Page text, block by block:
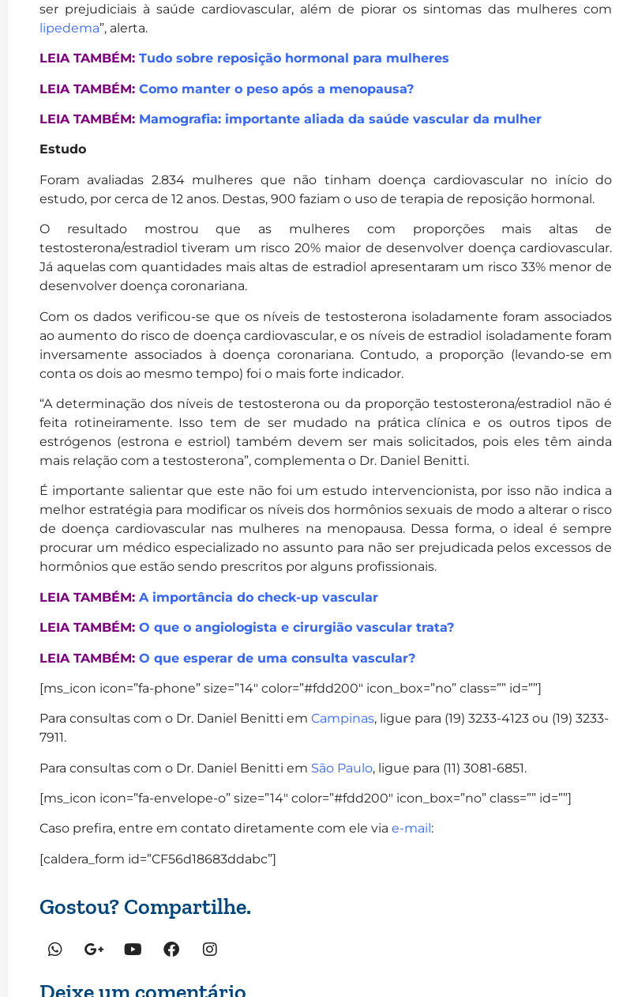
ser prejudiciais à saúde cardiovascular, além de piorar os sintomas das mulheres com
lipedema”, alerta.
LEIA TAMBÉM: Tudo sobre reposição hormonal para mulheres
LEIA TAMBÉM: Como manter o peso após a menopausa?
LEIA TAMBÉM: Mamografia: importante aliada da saúde vascular da mulher
Estudo
Foram avaliadas 2.834 mulheres que não tinham doença cardiovascular no início do
estudo, por cerca de 12 anos. Destas, 900 faziam o uso de terapia de reposição hormonal.
O resultado mostrou que as mulheres com proporções mais altas de
testosterona/estradiol tiveram um risco 20% maior de desenvolver doença cardiovascular.
Já aquelas com quantidades mais altas de estradiol apresentaram um risco 33% menor de
desenvolver doença coronariana.
Com os dados verificou-se que os níveis de testosterona isoladamente foram associados
ao aumento do risco de doença cardiovascular, e os níveis de estradiol isoladamente foram
inversamente associados à doença coronariana. Contudo, a proporção (levando-se em
conta os dois ao mesmo tempo) foi o mais forte indicador.
“A determinação dos níveis de testosterona ou da proporção testosterona/estradiol não é
feita rotineiramente. Isso tem de ser mudado na prática clínica e os outros tipos de
estrógenos (estrona e estriol) também devem ser mais solicitados, pois eles têm ainda
mais relação com a testosterona”, complementa o Dr. Daniel Benitti.
É importante salientar que este não foi um estudo intervencionista, por isso não indica a
melhor estratégia para modificar os níveis dos hormônios sexuais de modo a alterar o risco
de doença cardiovascular nas mulheres na menopausa. Dessa forma, o ideal é sempre
procurar um médico especializado no assunto para não ser prejudicada pelos excessos de
hormônios que estão sendo prescritos por alguns profissionais.
LEIA TAMBÉM: A importância do check-up vascular
LEIA TAMBÉM: O que o angiologista e cirurgião vascular trata?
LEIA TAMBÉM: O que esperar de uma consulta vascular?
[ms_icon icon=”fa-phone” size=”14″ color=”#fdd200″ icon_box=”no” class=”” id=””]
Para consultas com o Dr. Daniel Benitti em Campinas, ligue para (19) 3233-4123 ou (19) 3233-
7911.
Para consultas com o Dr. Daniel Benitti em São Paulo, ligue para (11) 3081-6851.
[ms_icon icon=”fa-envelope-o” size=”14″ color=”#fdd200″ icon_box=”no” class=”” id=””]
Caso prefira, entre em contato diretamente com ele via e-mail :
[caldera_form id=”CF56d18683ddabc”]
Gostou? Compartilhe.